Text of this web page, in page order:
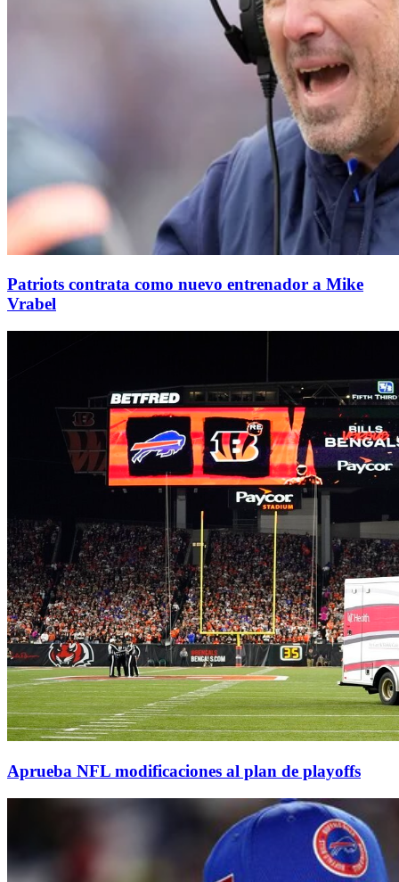
Patriots contrata como nuevo entrenador a Mike
Vrabel
Aprueba NFL modificaciones al plan de playoffs